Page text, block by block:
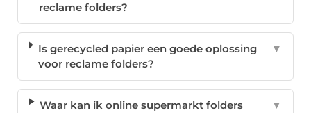
reclame folders?
Is gerecycled papier een goede oplossing
voor reclame folders?
▼
Waar kan ik online supermarkt folders
▼